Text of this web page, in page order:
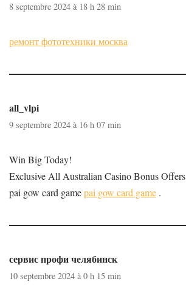
8 septembre 2024 à 18 h 28 min
ремонт фототехники москва
all_vlpi
9 septembre 2024 à 16 h 07 min
Win Big Today!
Exclusive All Australian Casino Bonus Offers
pai gow card gamepai gow card game .
сервис профи челябинск
10 septembre 2024 à 0 h 15 min